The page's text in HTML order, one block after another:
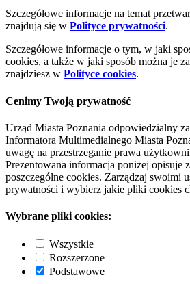
Szczegółowe informacje na temat
znajdują się w Polityce prywatności.
Szczegółowe informacje o tym, w jaki
cookies, a także w jaki sposób można je
znajdziesz w Polityce cookies.
Cenimy Twoją prywatność
Urząd Miasta Poznania odpowiedzialny
Informatora Multimedialnego Miasta
uwagę na przestrzeganie prawa
Prezentowana informacja poniżej opisuje
poszczególne cookies. Zarządzaj swoimi
prywatności i wybierz jakie pliki cookies
Wybrane pliki cookies:
Wszystkie
Rozszerzone
Podstawowe